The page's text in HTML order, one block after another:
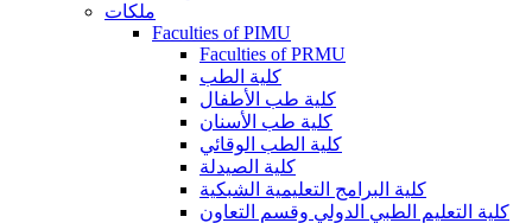
ملكات
Faculties of PIMU
Faculties of PRMU
كلية الطب
كلية طب الأطفال
كلية طب الأسنان
كلية الطب الوقائي
كلية الصيدلة
كلية البرامج التعليمية الشبكية
كلية التعليم الطبي الدولي وقسم التعاون